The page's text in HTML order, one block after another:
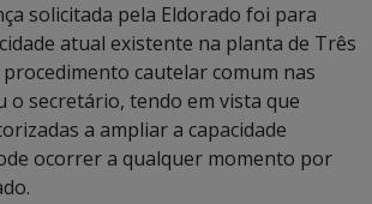
solicitada pela Eldorado foi para
atual existente na planta de Três
procedimento cautelar comum nas
o secretário, tendo em vista que
a ampliar a capacidade
ocorrer a qualquer momento por